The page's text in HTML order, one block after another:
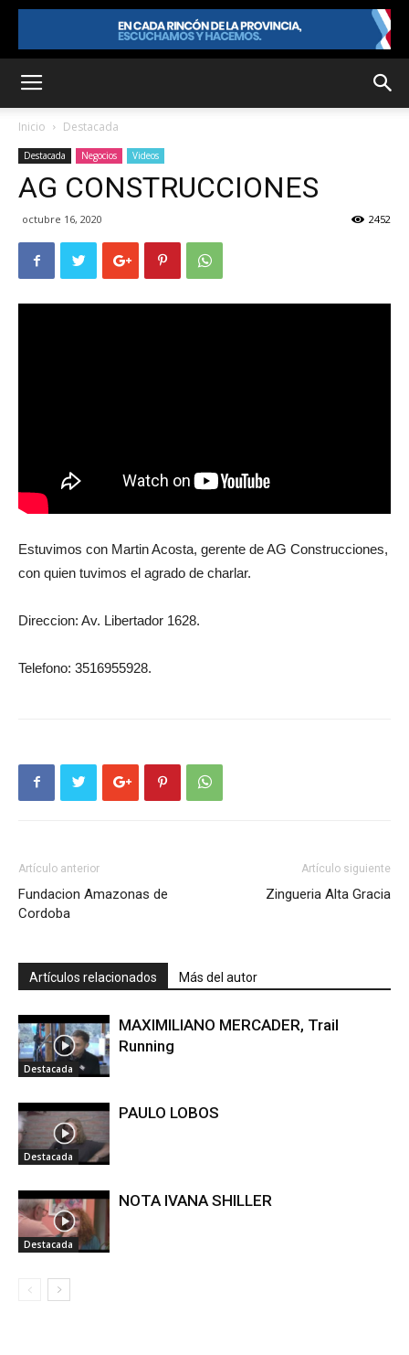
Inicio Destacada
Destacada Negocios Videos
AG CONSTRUCCIONES
octubre 16, 2020 2452
Estuvimos con Martin Acosta, gerente de AG Construcciones,
con quien tuvimos el agrado de charlar.
Direccion: Av. Libertador 1628.
Telefono: 3516955928.
Artículo anterior
Fundacion Amazonas de
Cordoba
Artículo siguiente
Zingueria Alta Gracia
Artículos relacionados Más del autor
Destacada
MAXIMILIANO MERCADER, Trail
Running
Destacada
PAULO LOBOS
Destacada
NOTA IVANA SHILLER